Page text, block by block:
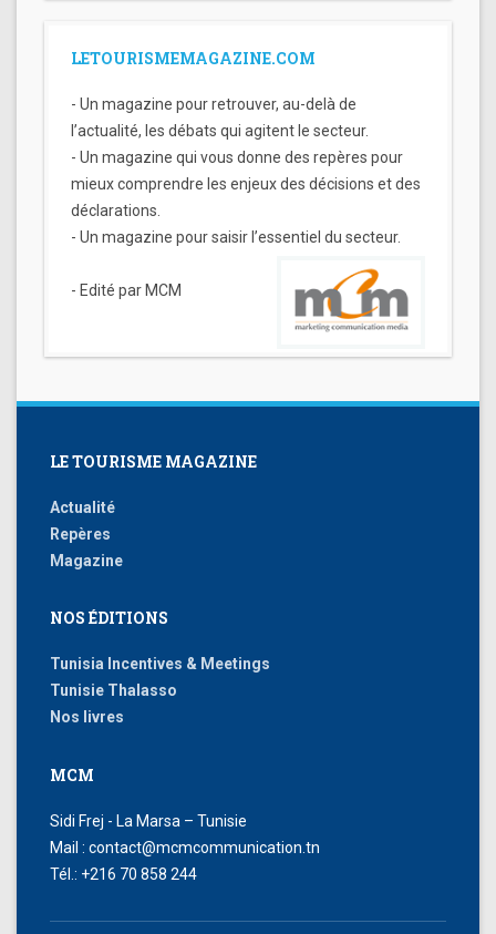
LETOURISMEMAGAZINE.COM
- Un magazine pour retrouver, au-delà de
l’actualité, les débats qui agitent le secteur.
- Un magazine qui vous donne des repères pour
mieux comprendre les enjeux des décisions et des
déclarations.
- Un magazine pour saisir l’essentiel du secteur.
- Edité par MCM
LE TOURISME MAGAZINE
Actualité
Repères
Magazine
NOS ÉDITIONS
Tunisia Incentives & Meetings
Tunisie Thalasso
Nos livres
MCM
Sidi Frej - La Marsa – Tunisie
Mail : contact@mcmcommunication.tn
Tél.: +216 70 858 244